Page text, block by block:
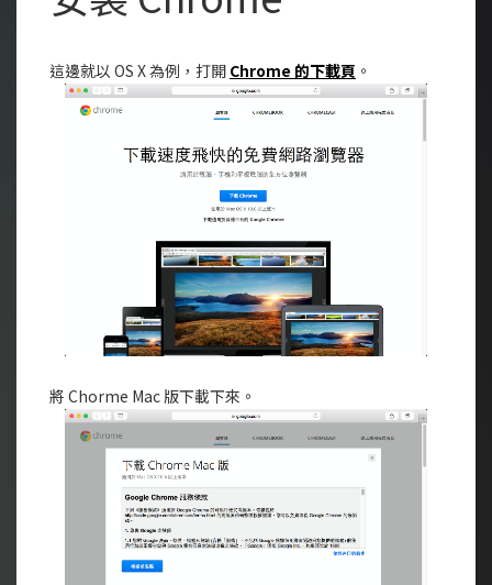
這邊就以 OS X 為例，打開 Chrome 的下載頁 。
將 Chorme Mac 版下載下來。